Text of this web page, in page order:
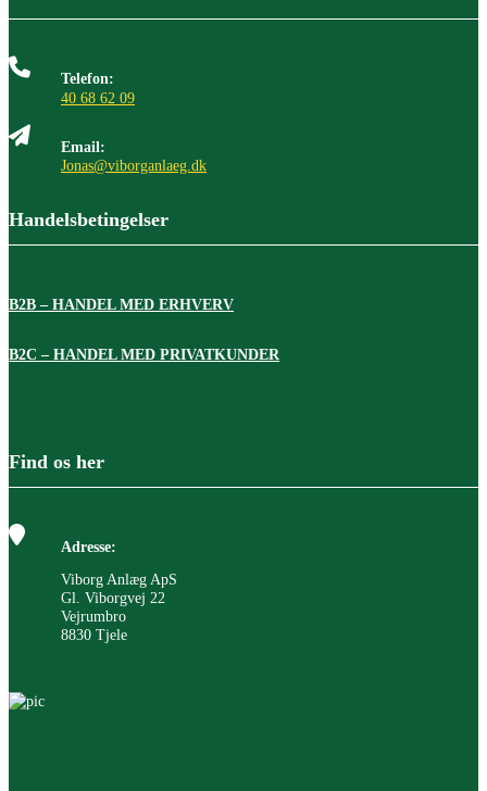
Telefon:
40 68 62 09
Email:
Jonas@viborganlaeg.dk
Handelsbetingelser
B2B – HANDEL MED ERHVERV
B2C – HANDEL MED PRIVATKUNDER
Find os her
Adresse:
Viborg Anlæg ApS
Gl. Viborgvej 22
Vejrumbro
8830 Tjele